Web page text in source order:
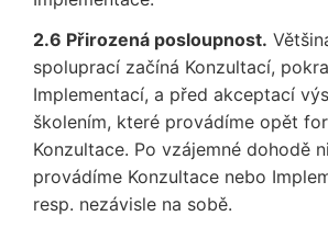
2.6 Přirozená posloupnost.
spoluprací začíná Konzultací,
Implementací, a před akceptací
školením, které provádíme opět
Konzultace. Po vzájemné dohodě
provádíme Konzultace nebo
resp. nezávisle na sobě.